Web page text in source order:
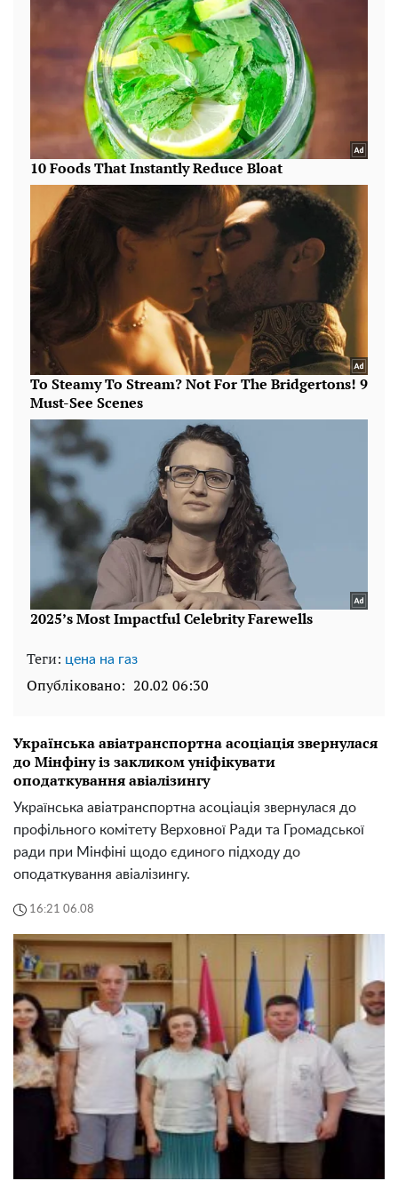
Теги: цена на газ
Опубліковано: 20.02 06:30
Українська авіатранспортна асоціація звернулася
до Мінфіну із закликом уніфікувати
оподаткування авіалізингу
Українська авіатранспортна асоціація звернулася до
профільного комітету Верховної Ради та Громадської
ради при Мінфіні щодо єдиного підходу до
оподаткування авіалізингу.
16:21 06.08